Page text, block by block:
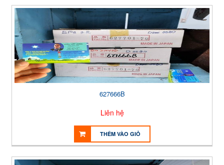
627666B
Liên hệ
THÊM VÀO GIỎ